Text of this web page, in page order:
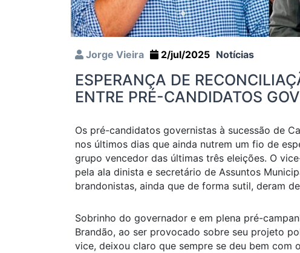
Jorge Vieira 2/jul/2025 Notícias
ESPERANÇA DE
ENTRE PRÉ-CANDIDATOS
Os pré-candidatos governistas à sucessão de
nos últimos dias que ainda nutrem um fio de
grupo vencedor das últimas três eleições. O
pela ala dinista e secretário de Assuntos
brandonistas, ainda que de forma sutil, deram
Sobrinho do governador e em plena pré-
Brandão, ao ser provocado sobre seu projeto
vice, deixou claro que sempre se deu bem com